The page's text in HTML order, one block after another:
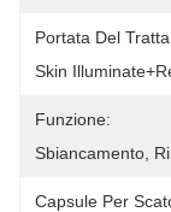
Portata Del
Skin
Funzione:
Sbiancamento,
Capsule Per